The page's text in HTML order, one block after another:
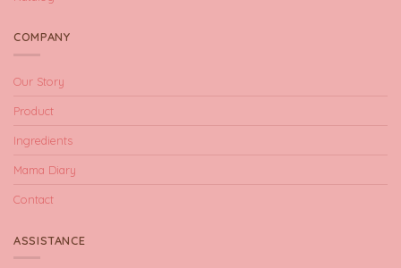
COMPANY
Our Story
Product
Ingredients
Mama Diary
Contact
ASSISTANCE